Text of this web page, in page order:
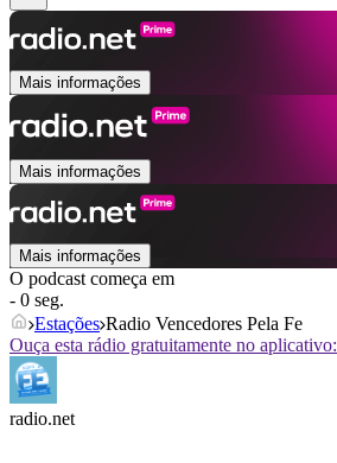
Mais informações
Mais informações
Mais informações
O podcast começa em
- 0 seg.
Estações Radio Vencedores Pela Fe
Ouça esta rádio gratuitamente no aplicativo:
radio.net